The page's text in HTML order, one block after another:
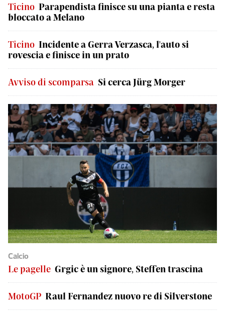
Ticino Parapendista finisce su una pianta e resta
bloccato a Melano
Ticino Incidente a Gerra Verzasca, l'auto si
rovescia e finisce in un prato
Avviso di scomparsa Si cerca Jürg Morger
Calcio
Le pagelle Grgic è un signore, Steffen trascina
MotoGP Raul Fernandez nuovo re di Silverstone